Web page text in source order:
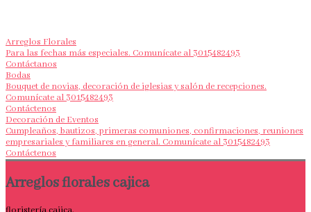
Arreglos Florales
Para las fechas más especiales. Comunícate al 3015482493
Contáctanos
Bodas
Bouquet de novias, decoración de iglesias y salón de recepciones.
Comunícate al 3015482493
Contáctenos
Decoración de Eventos
Cumpleaños, bautizos, primeras comuniones, confirmaciones, reuniones
empresariales y familiares en general. Comunícate al 3015482493
Contáctenos
Arreglos florales cajica